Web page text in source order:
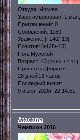
Откуда: Москва
Зарегистрирован: 1 мая,
Приглашений: 0
Сообщений: 1169
Уважение: [+140/-13]
Позитив: [+128/-15]
Пол: Мужской
Возраст: 43 [1982-12-15]
Провел на форуме:
28 дней 13 часов
Последний визит:
9 июля, 2026г. 22:14:51
Atacama
Чемпион 2016